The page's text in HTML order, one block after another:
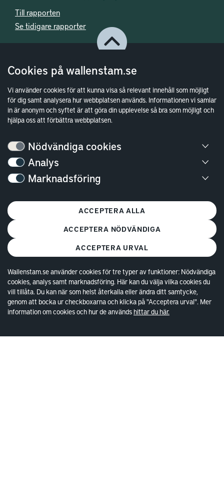
Cookies på wallenstam.se
Vi använder cookies för att kunna visa så relevant innehåll som möjligt
för dig samt analysera hur webbplatsen används. Informationen vi samlar
in är anonym och syftet är att göra din upplevelse så bra som möjligt och
hjälpa oss att förbättra webbplatsen.
Nödvändiga cookies
Analys
Marknadsföring
ACCEPTERA ALLA
ACCEPTERA NÖDVÄNDIGA
ACCEPTERA URVAL
Wallenstam.se använder cookies för tre typer av funktioner: Nödvändiga
cookies, analys samt marknadsföring. Här kan du välja vilka cookies du
vill tillåta. Du kan när som helst återkalla eller ändra ditt samtycke,
genom att bocka ur checkboxarna och klicka på "Acceptera urval". Mer
information om cookies och hur de används hittar du här.
Till rapporten
Se tidigare rapporter
Bostäder
Bostadskö
Vanliga frågor
Parkering och förråd
Kundservice
Lokaler
Lediga lokaler
Kund hos Wallenstam